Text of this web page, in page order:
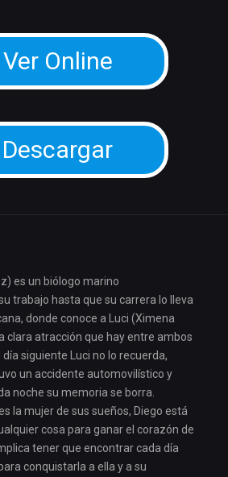
Ver Online
Descargar
es un biólogo marino
trabajo hasta que su carrera lo lleva
donde conoce a Luci (Ximena
clara atracción que hay entre ambos
siguiente Luci no lo recuerda,
un accidente automovilístico y
noche su memoria se borra.
la mujer de sus sueños, Diego está
cosa para ganar el corazón de
tener que encontrar cada día
conquistarla a ella y a su